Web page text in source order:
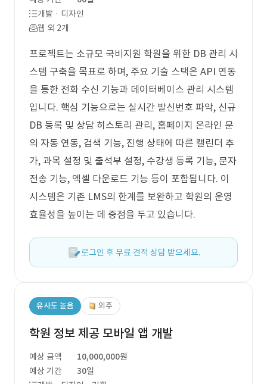
개발 · 디자인
웹 외 2개
프로젝트는 소규모 국비지원 학원을 위한 DB 관리 시
스템 구축을 목표로 하며, 주요 기술 스택은 API 연동
을 통한 전화 수신 기능과 데이터베이스 관리 시스템
입니다. 핵심 기능으로는 실시간 발신번호 파악, 신규
DB 등록 및 상담 히스토리 관리, 홈페이지 온라인 문
의 자동 연동, 검색 기능, 진행 상태에 따른 캘린더 추
가, 과목 설정 및 출석부 설정, 수강생 등록 기능, 문자
전송 기능, 엑셀 다운로드 기능 등이 포함됩니다. 이
시스템은 기존 LMS의 한계를 보완하고 학원의 운영
효율성을 높이는 데 중점을 두고 있습니다.
로그인 후 무료 견적 상담 받으세요.
유사도 높음 외주
학원 정보 제공 모바일 앱 개발
예상 금액
10,000,000원
예상 기간
30일